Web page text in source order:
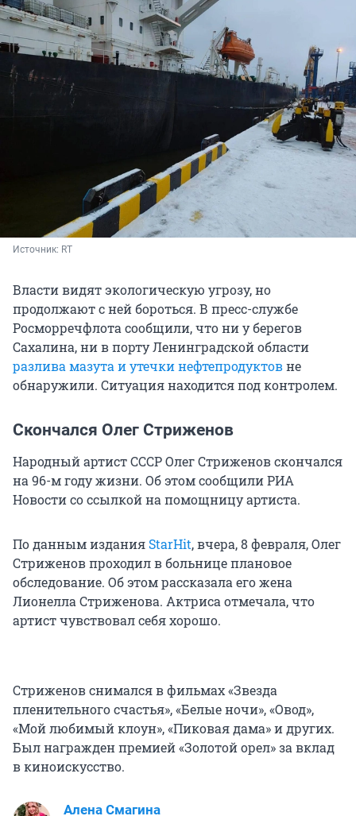
Источник: RT
Власти видят экологическую угрозу, но
продолжают с ней бороться. В пресс-службе
Росморречфлота сообщили, что ни у берегов
Сахалина, ни в порту Ленинградской области
разлива мазута и утечки нефтепродуктовне
обнаружили. Ситуация находится под контролем.
Скончался Олег Стриженов
Народный артист СССР Олег Стриженов скончался
на 96-м году жизни. Об этом сообщили РИА
Новости со ссылкой на помощницу артиста.
По данным издания StarHit, вчера, 8 февраля, Олег
Стриженов проходил в больнице плановое
обследование. Об этом рассказала его жена
Лионелла Стриженова. Актриса отмечала, что
артист чувствовал себя хорошо.
Стриженов снимался в фильмах «Звезда
пленительного счастья», «Белые ночи», «Овод»,
«Мой любимый клоун», «Пиковая дама» и других.
Был награжден премией «Золотой орел» за вклад
в киноискусство.
Алена Смагина